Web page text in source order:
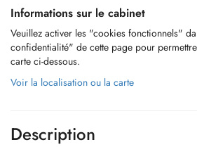
Informations sur le cabinet
Veuillez activer les "cookies fonctionnels"
confidentialité" de cette page pour
carte ci-dessous.
Voir la localisation ou la carte
Description